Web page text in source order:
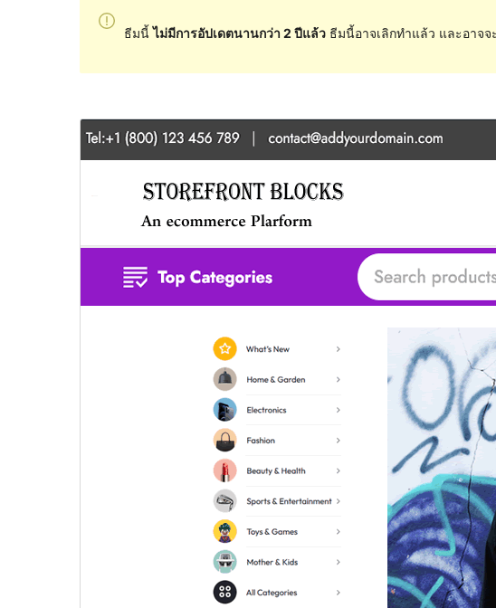
ธีมนี้ไม่มีการอัปเดตนานกว่า 2 ปีแล้วธีมนี้อาจเลิกทำแล้ว และอาจจ